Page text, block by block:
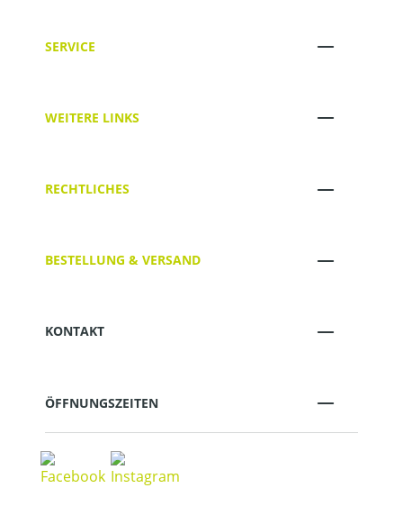
SERVICE
WEITERE LINKS
RECHTLICHES
BESTELLUNG & VERSAND
KONTAKT
ÖFFNUNGSZEITEN